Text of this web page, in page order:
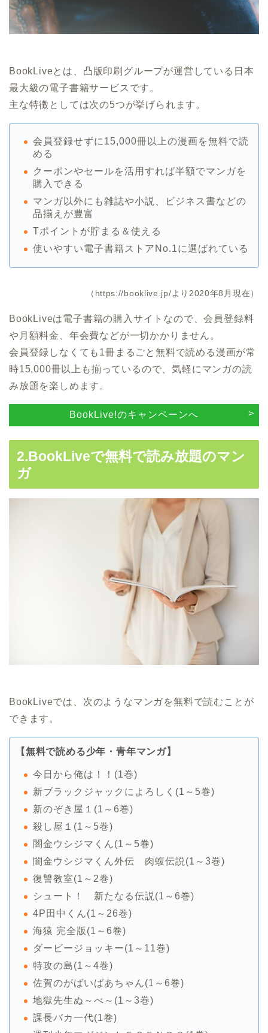
BookLiveとは、凸版印刷グループが運営している日本
最大級の電子書籍サービスです。
主な特徴としては次の5つが挙げられます。
会員登録せずに15,000冊以上の漫画を無料で読
める
クーポンやセールを活用すれば半額でマンガを
購入できる
マンガ以外にも雑誌や小説、ビジネス書などの
品揃えが豊富
Tポイントが貯まる＆使える
使いやすい電子書籍ストアNo.1に選ばれている
（https://booklive.jp/より2020年8月現在）
BookLiveは電子書籍の購入サイトなので、会員登録料
や月額料金、年会費などが一切かかりません。
会員登録しなくても1冊まるごと無料で読める漫画が常
時15,000冊以上も揃っているので、気軽にマンガの読
み放題を楽しめます。
BookLive!のキャンペーンへ
2.BookLiveで無料で読み放題のマン
ガ
BookLiveでは、次のようなマンガを無料で読むことが
できます。
【無料で読める少年・青年マンガ】
今日から俺は！！(1巻)
新ブラックジャックによろしく(1～5巻)
新のぞき屋１(1～6巻)
殺し屋１(1～5巻)
闇金ウシジマくん(1～5巻)
闇金ウシジマくん外伝 肉蝮伝説(1～3巻)
復讐教室(1～2巻)
シュート！ 新たなる伝説(1～6巻)
4P田中くん(1～26巻)
海猿 完全版(1～6巻)
ダービージョッキー(1～11巻)
特攻の島(1～4巻)
佐賀のがばいばあちゃん(1～6巻)
地獄先生ぬ～べ～(1～3巻)
課長バカ一代(1巻)